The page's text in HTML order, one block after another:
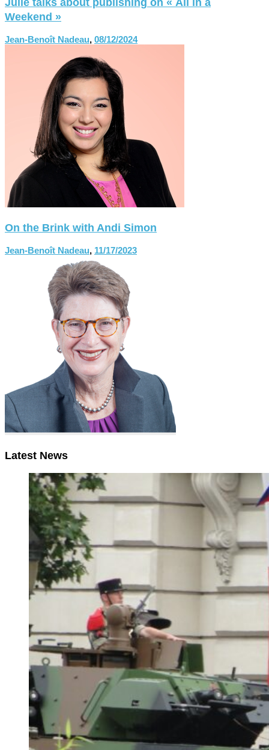
Weekend »
Jean-Benoît Nadeau, 08/12/2024
On the Brink with Andi Simon
Jean-Benoît Nadeau, 11/17/2023
Latest News